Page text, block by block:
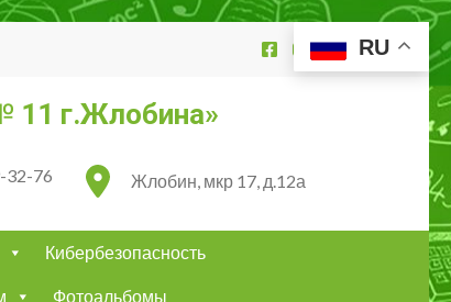
11 г.Жлобина»
Жлобин, мкр 17, д.12а
32-76
Кибербезопасность
Фотоальбомы
RU